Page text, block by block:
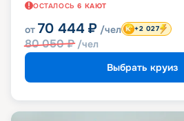
ОСТАЛОСЬ 6 КАЮТ
от 70 444 ₽ /чел
80 050₽ /чел
+2 027
Выбрать круиз